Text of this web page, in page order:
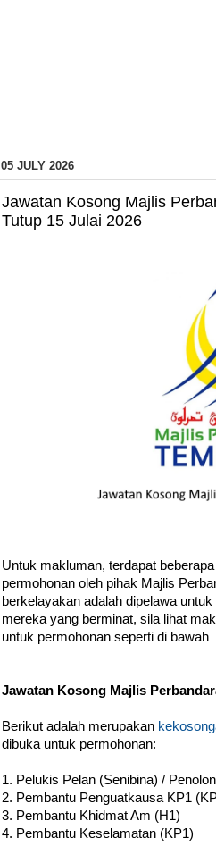
05 JULY 2026
Jawatan Kosong Majlis
Tutup 15 Julai 2026
Untuk makluman, terdapat
permohonan oleh pihak Majlis
berkelayakan adalah dipelawa
mereka yang berminat, sila lihat
untuk permohonan seperti di bawah
Jawatan Kosong Majlis
Berikut adalah merupakan
dibuka untuk permohonan:
1. Pelukis Pelan (Senibina) /
2. Pembantu Penguatkausa KP1
3. Pembantu Khidmat Am (H1)
4. Pembantu Keselamatan (KP1)